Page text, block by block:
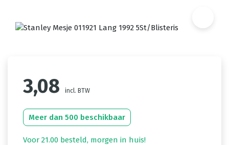
3,08 incl. BTW
Meer dan 500 beschikbaar
Voor 21.00 besteld, morgen in huis!